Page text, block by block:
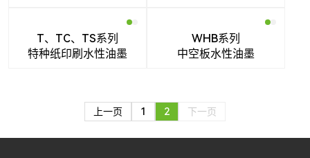
T、TC、TS系列
特种纸印刷水性油墨
WHB系列
中空板水性油墨
上一页 1 2 下一页